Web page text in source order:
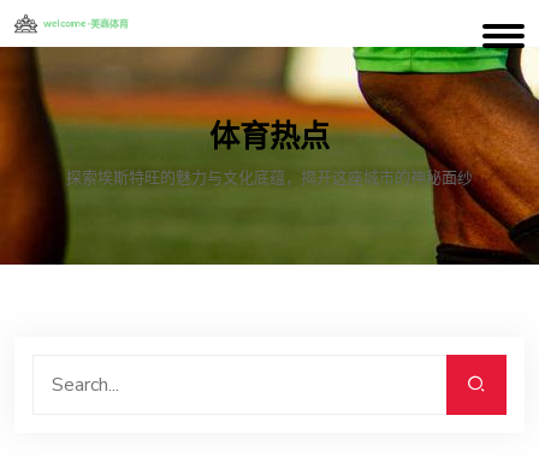
体育热点
探索埃斯特旺的魅力与文化底蕴，揭开这座城市的神秘面纱